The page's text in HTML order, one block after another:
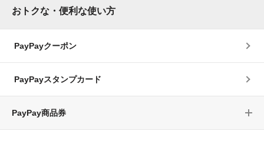
おトクな・便利な使い方
PayPayクーポン
PayPayスタンプカード
PayPay商品券